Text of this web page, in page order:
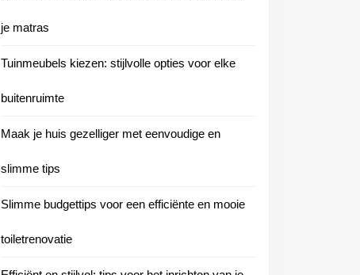
je matras
Tuinmeubels kiezen: stijlvolle opties voor elke
buitenruimte
Maak je huis gezelliger met eenvoudige en
slimme tips
Slimme budgettips voor een efficiënte en mooie
toiletrenovatie